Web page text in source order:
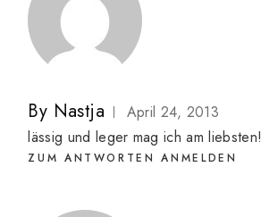
By Nastja
April 24, 2013
lässig und leger mag ich am liebsten!
ZUM ANTWORTEN ANMELDEN